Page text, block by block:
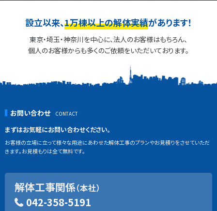
設立以来、1万棟以上の解体実績があります！
東京・埼玉・神奈川を中心に、法人のお客様はもちろん、
個人のお客様からも多くのご依頼をいただいております。
お問い合わせ
まずはお気軽にお問い合わせください。
お客様の立場に立って様々な用途にあわせた解体工事のプランやお見積りをさせていただ
きます。お見積もりは全て無料です。
解体工事関係（本社）
042-358-5191